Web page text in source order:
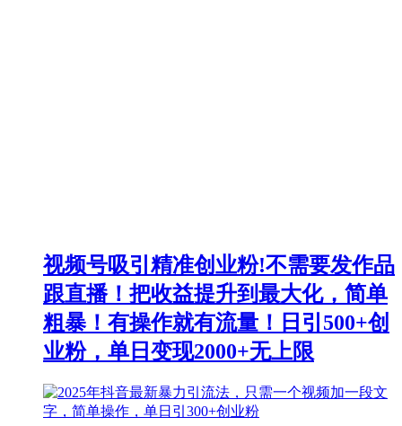
视频号吸引精准创业粉!不需要发作品
跟直播！把收益提升到最大化，简单
粗暴！有操作就有流量！日引500+创
业粉，单日变现2000+无上限